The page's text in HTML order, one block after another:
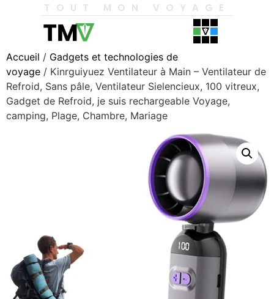
TOUT MON VOYAGE
Accueil / Gadgets et technologies de
voyage / Kinrguiyuez Ventilateur à Main – Ventilateur de
Refroid, Sans pâle, Ventilateur Sielencieux, 100 vitreux,
Gadget de Refroid, je suis rechargeable Voyage,
camping, Plage, Chambre, Mariage